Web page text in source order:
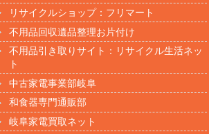
リサイクルショップ：フリマート
不用品回収遺品整理お片付け
不用品引き取りサイト：リサイクル生活ネッ
ト
中古家電事業部岐阜
和食器専門通販部
岐阜家電買取ネット